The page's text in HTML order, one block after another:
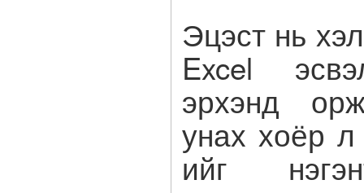
Эцэст нь
Excel
эрхэнд
унах хоёр
ийг